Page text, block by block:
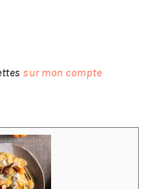
sur mon compte